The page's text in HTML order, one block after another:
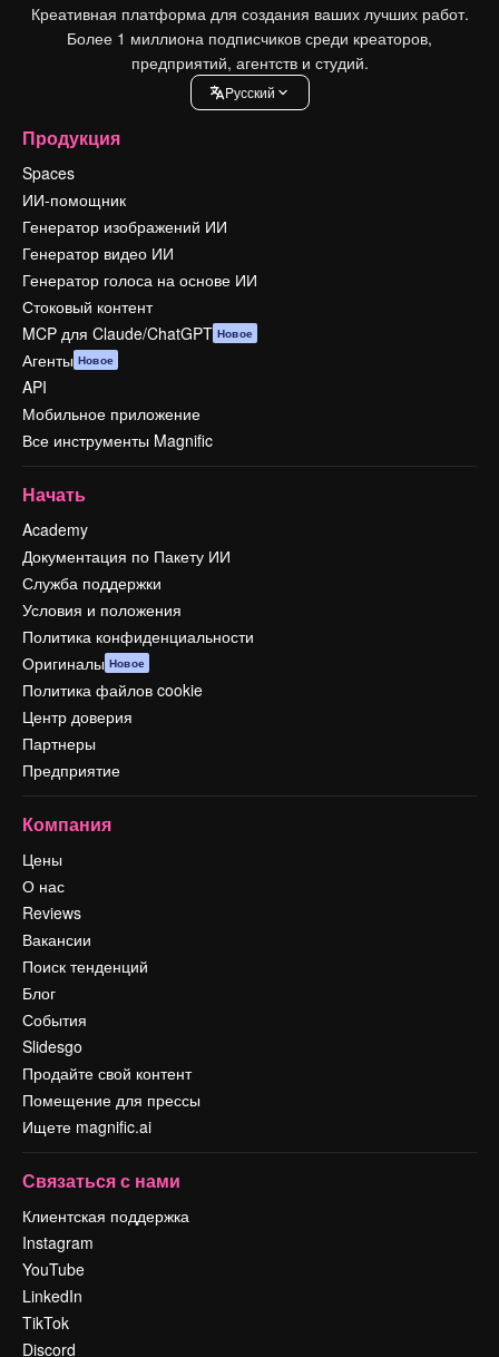
Креативная платформа для создания ваших лучших работ.
Более 1 миллиона подписчиков среди креаторов,
предприятий, агентств и студий.
Pусский
Продукция
Spaces
ИИ-помощник
Генератор изображений ИИ
Генератор видео ИИ
Генератор голоса на основе ИИ
Стоковый контент
MCP для Claude/ChatGPT Новое
Агенты Новое
API
Мобильное приложение
Все инструменты Magnific
Начать
Academy
Документация по Пакету ИИ
Служба поддержки
Условия и положения
Политика конфиденциальности
Оригиналы Новое
Политика файлов cookie
Центр доверия
Партнеры
Предприятие
Компания
Цены
О нас
Reviews
Вакансии
Поиск тенденций
Блог
События
Slidesgo
Продайте свой контент
Помещение для прессы
Ищете magnific.ai
Связаться с нами
Клиентская поддержка
Instagram
YouTube
LinkedIn
TikTok
Discord